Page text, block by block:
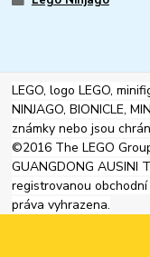
LEGO, logo LEGO,
NINJAGO, BIONICLE,
známky nebo jsou
©2016 The LEGO
GUANGDONG AUSINI
registrovanou
práva vyhrazena.